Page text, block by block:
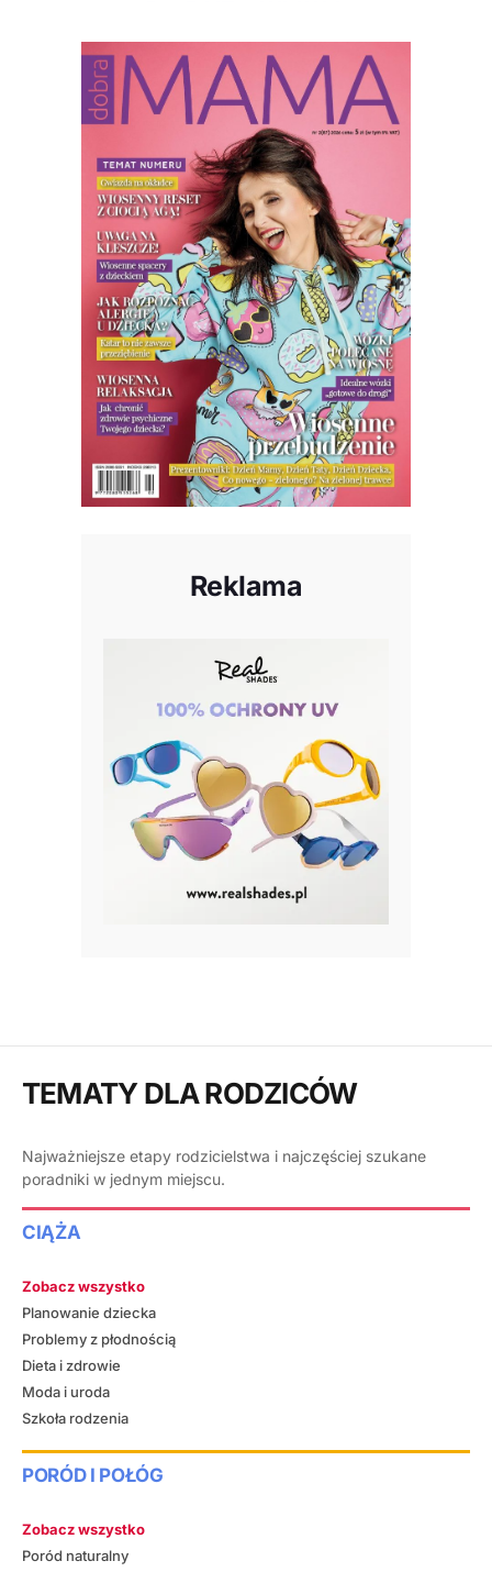
Reklama
TEMATY DLA RODZICÓW
Najważniejsze etapy rodzicielstwa i najczęściej szukane
poradniki w jednym miejscu.
CIĄŻA
Zobacz wszystko
Planowanie dziecka
Problemy z płodnością
Dieta i zdrowie
Moda i uroda
Szkoła rodzenia
PORÓD I POŁÓG
Zobacz wszystko
Poród naturalny